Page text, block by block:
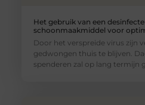
Het gebruik van een
schoonmaakmiddel voor
Door het verspreide virus zijn
gedwongen thuis te blijven.
spenderen zal op lang termijn